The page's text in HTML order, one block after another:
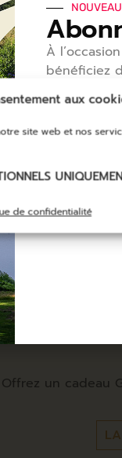
aux
site web et nos
de confidentialité
Offrez un cadeau
À
bénéficiez
er
redécouvrir
services.